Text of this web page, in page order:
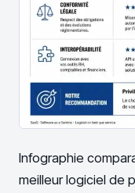
Infographie
meilleur logiciel de